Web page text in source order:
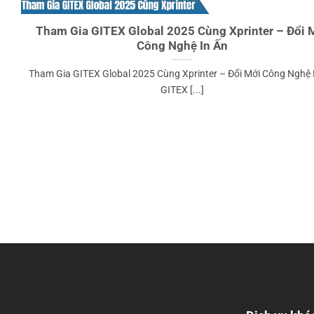
Tham Gia GITEX Global 2025 Cùng Xprinter – Đổi
Công Nghệ In Ấn
Tham Gia GITEX Global 2025 Cùng Xprinter – Đổi Mới Công Nghệ
GITEX [...]